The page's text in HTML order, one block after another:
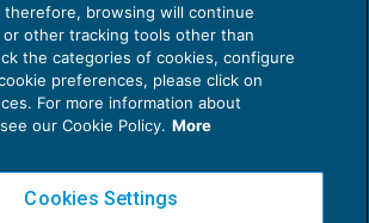
therefore, browsing will continue
other tracking tools other than
the categories of cookies, configure
preferences, please click on
For more information about
our Cookie Policy. More
Cookies Settings